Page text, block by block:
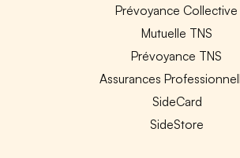
Prévoyance Collective
Mutuelle TNS
Prévoyance TNS
Assurances
SideCard
SideStore